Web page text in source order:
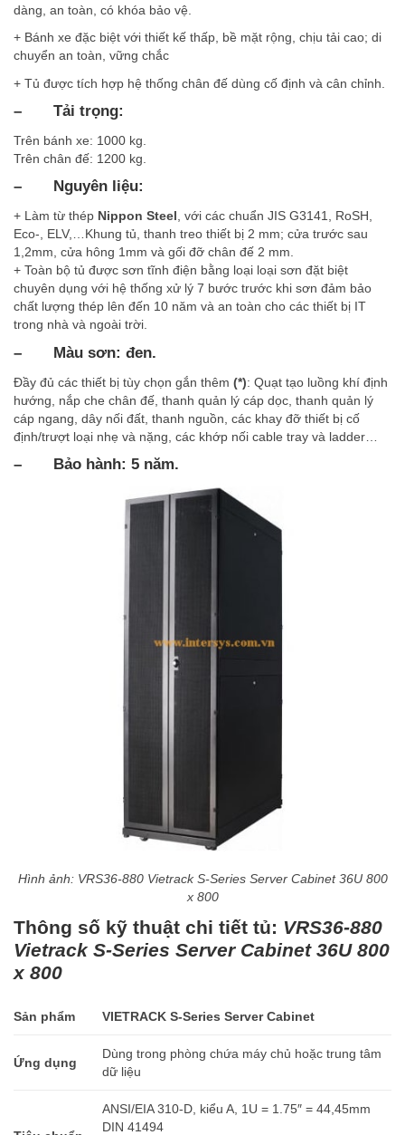
dàng, an toàn, có khóa bảo vệ.
+ Bánh xe đặc biệt với thiết kế thấp, bề mặt rộng, chịu tải cao; di
chuyển an toàn, vững chắc
+ Tủ được tích hợp hệ thống chân đế dùng cố định và cân chỉnh.
– Tải trọng:
Trên bánh xe: 1000 kg.
Trên chân đế: 1200 kg.
– Nguyên liệu:
+ Làm từ thép Nippon Steel, với các chuẩn JIS G3141, RoSH,
Eco-, ELV,…Khung tủ, thanh treo thiết bị 2 mm; cửa trước sau
1,2mm, cửa hông 1mm và gối đỡ chân đế 2 mm.
+ Toàn bộ tủ được sơn tĩnh điện bằng loại loại sơn đặt biệt
chuyên dụng với hệ thống xử lý 7 bước trước khi sơn đảm bảo
chất lượng thép lên đến 10 năm và an toàn cho các thiết bị IT
trong nhà và ngoài trời.
– Màu sơn: đen.
Đầy đủ các thiết bị tùy chọn gắn thêm (*): Quạt tạo luồng khí định
hướng, nắp che chân đế, thanh quản lý cáp dọc, thanh quản lý
cáp ngang, dây nối đất, thanh nguồn, các khay đỡ thiết bị cố
định/trượt loại nhẹ và nặng, các khớp nối cable tray và ladder…
– Bảo hành: 5 năm.
Hình ảnh: VRS36-880 Vietrack S-Series Server Cabinet 36U 800
x 800
Thông số kỹ thuật chi tiết tủ: VRS36-880
Vietrack S-Series Server Cabinet 36U 800
x 800
Sản phẩm VIETRACK S-Series Server Cabinet
Ứng dụng
Dùng trong phòng chứa máy chủ hoặc trung tâm
dữ liệu
ANSI/EIA 310-D, kiểu A, 1U = 1.75″ = 44,45mm
DIN 41494